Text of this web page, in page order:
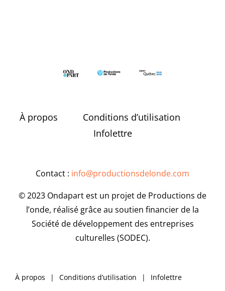
À propos
Conditions d’utilisation
Infolettre
Contact : info@productionsdelonde.com
© 2023 Ondapart est un projet de Productions de
l’onde, réalisé grâce au soutien financier de la
Société de développement des entreprises
culturelles (SODEC).
À propos Conditions d’utilisation Infolettre